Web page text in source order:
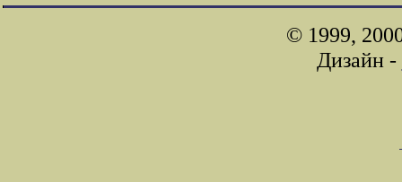
© 1999,
Дизайн -